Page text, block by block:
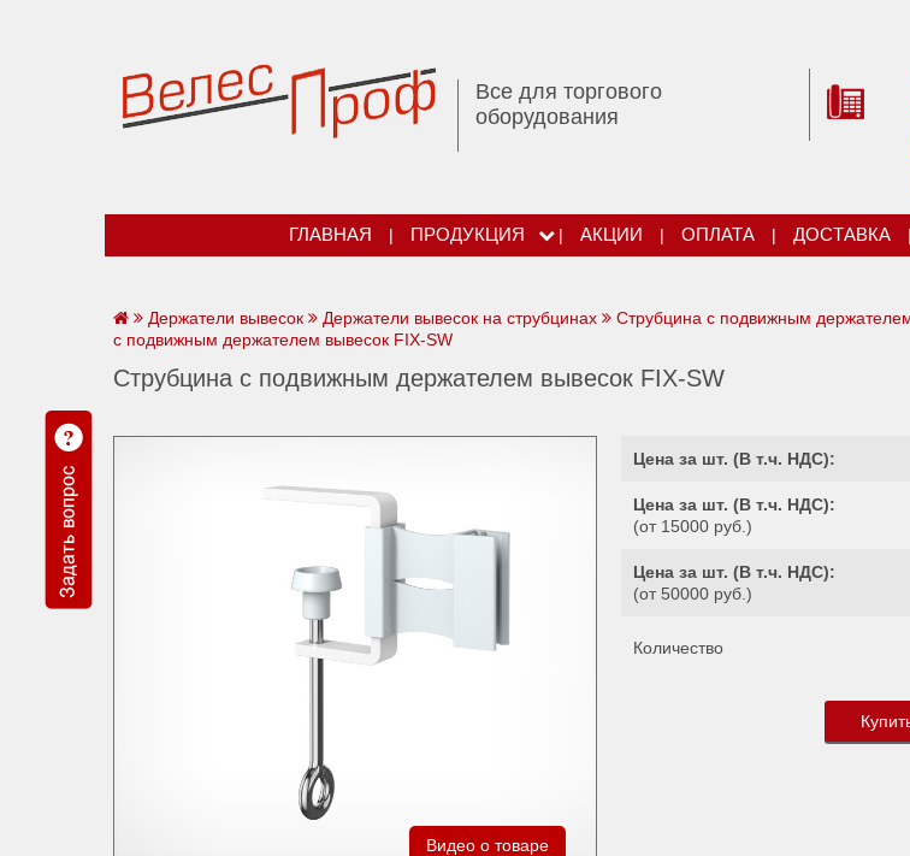
Все для торгового
оборудования
ГЛАВНАЯ | ПРОДУКЦИЯ | АКЦИИ | ОПЛАТА | ДОСТАВКА |
Держатели вывесок Держатели вывесок на струбцинах Струбцина с подвижным
с подвижным держателем вывесок FIX-SW
Струбцина с подвижным держателем вывесок FIX-SW
Видео о товаре
Цена за шт. (В т.ч. НДС):
Цена за шт. (В т.ч. НДС):
(от 15000 руб.)
Цена за шт. (В т.ч. НДС):
(от 50000 руб.)
Количество